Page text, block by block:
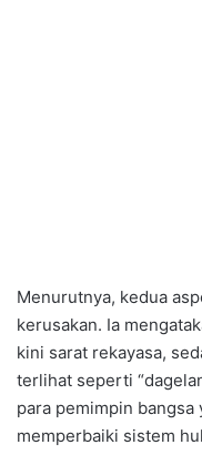
Menurutnya, kedua
kerusakan. Ia
kini sarat rekayasa,
terlihat seperti
para pemimpin
memperbaiki sistem